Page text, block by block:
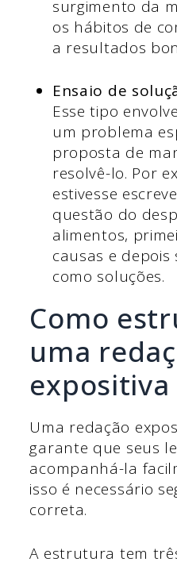
surgimento da
os hábitos de
a resultados
Ensaio de
Esse tipo
um problema
proposta de
resolvê-lo. Por
estivesse
questão do
alimentos,
causas e
como soluções.
Como
uma
expositiva
Uma redação
garante que seus
acompanhá-la
isso é necessário
correta.
A estrutura tem